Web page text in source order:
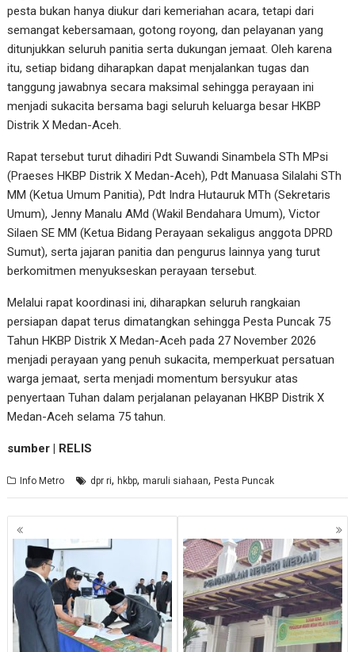
pesta bukan hanya diukur dari kemeriahan acara, tetapi dari
semangat kebersamaan, gotong royong, dan pelayanan yang
ditunjukkan seluruh panitia serta dukungan jemaat. Oleh karena
itu, setiap bidang diharapkan dapat menjalankan tugas dan
tanggung jawabnya secara maksimal sehingga perayaan ini
menjadi sukacita bersama bagi seluruh keluarga besar HKBP
Distrik X Medan-Aceh.
Rapat tersebut turut dihadiri Pdt Suwandi Sinambela STh MPsi
(Praeses HKBP Distrik X Medan-Aceh), Pdt Manuasa Silalahi STh
MM (Ketua Umum Panitia), Pdt Indra Hutauruk MTh (Sekretaris
Umum), Jenny Manalu AMd (Wakil Bendahara Umum), Victor
Silaen SE MM (Ketua Bidang Perayaan sekaligus anggota DPRD
Sumut), serta jajaran panitia dan pengurus lainnya yang turut
berkomitmen menyukseskan perayaan tersebut.
Melalui rapat koordinasi ini, diharapkan seluruh rangkaian
persiapan dapat terus dimatangkan sehingga Pesta Puncak 75
Tahun HKBP Distrik X Medan-Aceh pada 27 November 2026
menjadi perayaan yang penuh sukacita, memperkuat persatuan
warga jemaat, serta menjadi momentum bersyukur atas
penyertaan Tuhan dalam perjalanan pelayanan HKBP Distrik X
Medan-Aceh selama 75 tahun.
sumber | RELIS
Info Metro dpr ri,hkbp,maruli siahaan,Pesta Puncak
Navigasi
pos